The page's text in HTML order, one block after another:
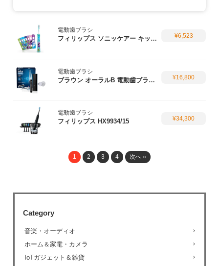
電動歯ブラシ
フィリップス ソニッケアー キッズ HX6321/03 ¥6,523
電動歯ブラシ
ブラウン オーラルB 電動歯ブラシ ジーニアス 9000 ¥16,800
電動歯ブラシ
フィリップス HX9934/15 ¥34,300
1 2 3 4 次へ »
Category
音楽・オーディオ
ホーム＆家電・カメラ
IoTガジェット＆雑貨